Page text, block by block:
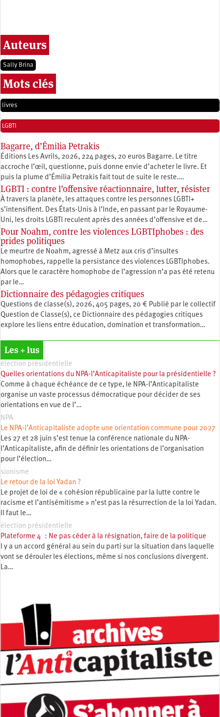
Auteurs
Sally Brina
Mots clés
livres
LGBTI
Bagarre, d’Émilia Petrakis
Éditions Les Avrils, 2026, 224 pages, 20 euros Bagarre. Le titre
accroche l’œil, questionne, puis donne envie d’acheter le livre. Et
puis la plume d’Émilia Petrakis fait tout de suite le reste.…
LGBTI : contre l’offensive réactionnaire, lutter, résister
À travers la planète, les attaques contre les personnes LGBTI+
s’intensifient. Des États-Unis à l’Inde, en passant par le Royaume-
Uni, les droits LGBTI reculent après des années d’offensive et de…
Pour Noahm, contre les violences LGBTIphobes : des
prides politiques
Le meurtre de Noahm, agressé à Metz aux cris d’insultes
homophobes, rappelle la persistance des violences LGBTIphobes.
Alors que le caractère homophobe de l’agression n’a pas été retenu
par le…
Dictionnaire des pédagogies critiques
Questions de classe(s), 2026, 405 pages, 20 € Publié par le collectif
Question de Classe(s), ce Dictionnaire des pédagogies critiques
explore les liens entre éducation, ­domination et transformation…
Les + lus
élection présidentielle
Quelles orientations du NPA-l’Anticapitaliste pour la présidentielle ?
Comme à chaque échéance de ce type, le NPA-l’Anticapitaliste
organise un vaste processus démocratique pour décider de ses
orientations en vue de l’…
NPA
Le NPA-l’Anticapitaliste adopte une orientation commune pour 2027
Les 27 et 28 juin s’est tenue la conférence nationale du NPA-
l’Anticapitaliste, afin de définir les orientations de l’organisation
pour l’élection…
sionisme
Le retour de la loi Yadan ?
Le projet de loi de « cohésion républicaine par la lutte contre le
racisme et l’antisémitisme » n’est pas la résurrection de la loi Yadan.
Il faut le…
élection présidentielle
Plateforme 4 : Ne pas céder à la résignation, faire de la politique
l y a un accord général au sein du parti sur la situation dans laquelle
vont se dérouler les élections, même si nos conclusions divergent.
La…